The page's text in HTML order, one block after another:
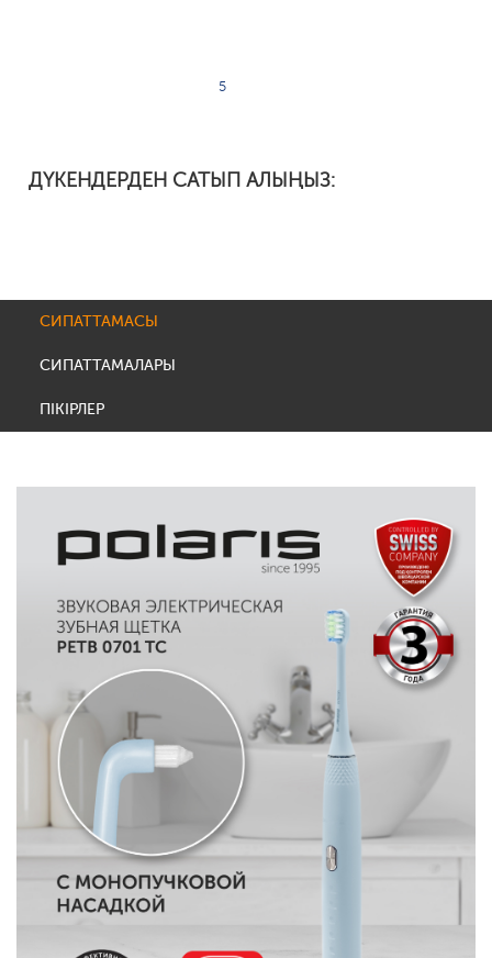
5
ДҮКЕНДЕРДЕН САТЫП АЛЫҢЫЗ:
СИПАТТАМАСЫ
СИПАТТАМАЛАРЫ
ПІКІРЛЕР